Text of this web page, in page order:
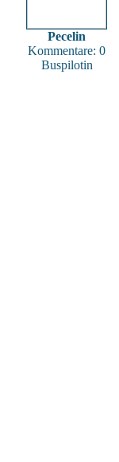
Pecelin
Kommentare: 0
Buspilotin